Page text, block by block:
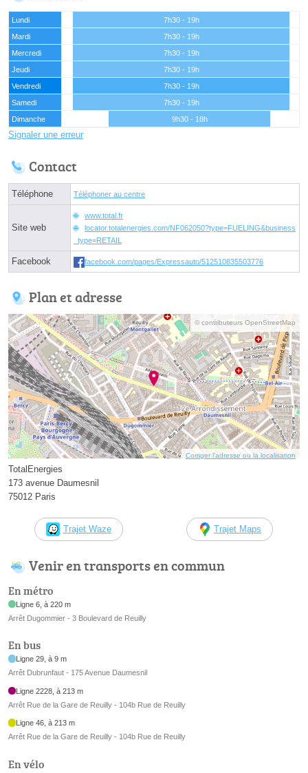
Lundi
7h30 - 19h
Mardi
7h30 - 19h
Mercredi
7h30 - 19h
Jeudi
7h30 - 19h
Vendredi
7h30 - 19h
Samedi
7h30 - 19h
Dimanche
9h30 - 18h
Signaler une erreur
Contact
Téléphone Téléphoner au centre
Site web
www.total.fr
locator.totalenergies.com/NF062050?type=FUELING&business
_type=RETAIL
Facebook facebook.com/pages/Expressauto/512510835503776
Plan et adresse
© contributeurs OpenStreetMap
Corriger l’adresse ou la localisation
TotalEnergies
173 avenue Daumesnil
75012 Paris
Trajet Waze Trajet Maps
Venir en transports en commun
En métro
Ligne 6, à 220 m
Arrêt Dugommier - 3 Boulevard de Reuilly
En bus
Ligne 29, à 9 m
Arrêt Dubrunfaut - 175 Avenue Daumesnil
Ligne 2228, à 213 m
Arrêt Rue de la Gare de Reuilly - 104b Rue de Reuilly
Ligne 46, à 213 m
Arrêt Rue de la Gare de Reuilly - 104b Rue de Reuilly
En vélo